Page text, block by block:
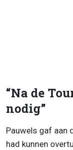
“Na de
nodig”
Pauwels gaf aan
had kunnen